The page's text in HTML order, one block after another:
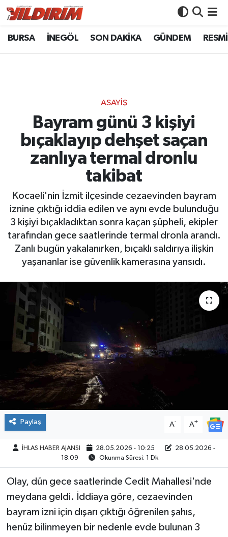
BURSA İNEGÖL SON DAKİKA GÜNDEM
ASAYİŞ
Bayram günü 3 kişiyi
bıçaklayıp dehşet saçan
zanlıya termal dronlu
takibat
Kocaeli'nin İzmit ilçesinde cezaevinden bayram
iznine çıktığı iddia edilen ve aynı evde bulunduğu
3 kişiyi bıçakladıktan sonra kaçan şüpheli, ekipler
tarafından gece saatlerinde termal dronla arandı.
Zanlı bugün yakalanırken, bıçaklı saldırıya ilişkin
yaşananlar ise güvenlik kamerasına yansıdı.
Paylaş A- A+
İHLAS HABER AJANSI 28.05.2026 - 10:25
28.05.2026 -
18:09
Okunma Süresi: 1 Dk
Olay, dün gece saatlerinde Cedit Mahallesi'nde
meydana geldi. İddiaya göre, cezaevinden
bayram izni için dışarı çıktığı öğrenilen şahıs,
henüz bilinmeyen bir nedenle evde bulunan 3
BURSA
GÜNDEM
RESMİ İLANLAR
KÖŞE YAZILARI
SİYASET
YAŞAM
SPOR
Bursa Nöbetçi Eczaneler
Bursa Trafik Yoğunluk Haritası
Süper Lig Puan Durumu ve Fikstür
Tüm Manşetler
Son Dakika Haberleri
Haber Arşivi